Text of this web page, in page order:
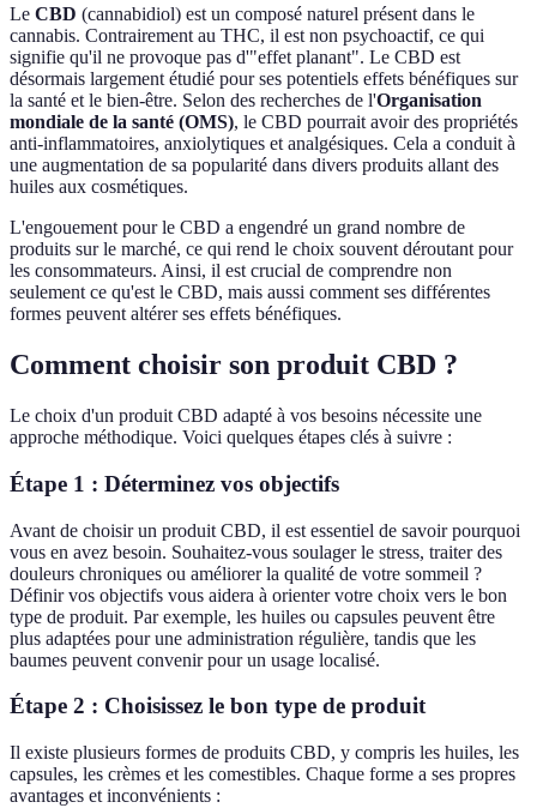
Le CBD (cannabidiol) est un composé naturel présent dans le
cannabis. Contrairement au THC, il est non psychoactif, ce qui
signifie qu'il ne provoque pas d'"effet planant". Le CBD est
désormais largement étudié pour ses potentiels effets bénéfiques sur
la santé et le bien-être. Selon des recherches de l'Organisation
mondiale de la santé (OMS), le CBD pourrait avoir des propriétés
anti-inflammatoires, anxiolytiques et analgésiques. Cela a conduit à
une augmentation de sa popularité dans divers produits allant des
huiles aux cosmétiques.
L'engouement pour le CBD a engendré un grand nombre de
produits sur le marché, ce qui rend le choix souvent déroutant pour
les consommateurs. Ainsi, il est crucial de comprendre non
seulement ce qu'est le CBD, mais aussi comment ses différentes
formes peuvent altérer ses effets bénéfiques.
Comment choisir son produit CBD ?
Le choix d'un produit CBD adapté à vos besoins nécessite une
approche méthodique. Voici quelques étapes clés à suivre :
Étape 1 : Déterminez vos objectifs
Avant de choisir un produit CBD, il est essentiel de savoir pourquoi
vous en avez besoin. Souhaitez-vous soulager le stress, traiter des
douleurs chroniques ou améliorer la qualité de votre sommeil ?
Définir vos objectifs vous aidera à orienter votre choix vers le bon
type de produit. Par exemple, les huiles ou capsules peuvent être
plus adaptées pour une administration régulière, tandis que les
baumes peuvent convenir pour un usage localisé.
Étape 2 : Choisissez le bon type de produit
Il existe plusieurs formes de produits CBD, y compris les huiles, les
capsules, les crèmes et les comestibles. Chaque forme a ses propres
avantages et inconvénients :